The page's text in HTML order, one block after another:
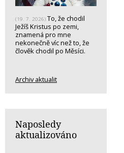
(19. 7. 2026) To, že chodil
Ježíš Kristus po zemi,
znamená pro mne
nekonečně víc než to, že
člověk chodil po Měsíci.
Archiv aktualit
Naposledy
aktualizováno